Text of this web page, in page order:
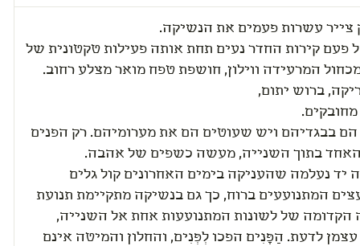
צייר עשרות פעמים את הנשיקה.
פעם קירות החדר נעים תחת אותה פעילות טקטונית של
המרעידה ווילון, חושפת טפח מואר מצלע רחוב.
ברוש יתום,
בבגדיהם ויש שעוטים הם את מערומיהם. רק הפנים
האחד בתוך השנייה, מעשה כשפים של אהבה.
יד נעלמה שהעניקה בימים האחרונים קול גלים
המתנועעים ברוח, כך גם בנשיקה מתקיימת תנועת
הקדומה של לשונות המתנועעות אחת אל השנייה,
לדעת. הַפָּנִים הפכו לְפְּנִים, והחלון והמיטה אינם